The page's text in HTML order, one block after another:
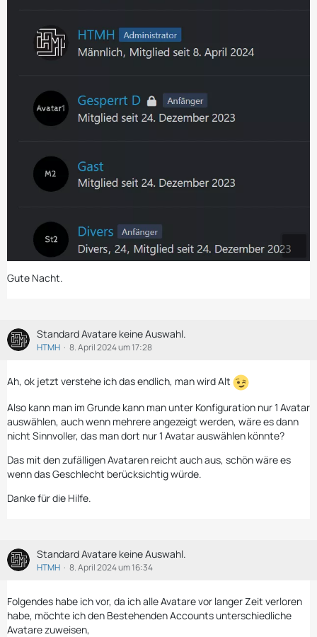
Gute Nacht.
Standard Avatare keine Auswahl.
HTMH 8. April 2024 um 17:28
Ah, ok jetzt verstehe ich das endlich, man wird Alt
Also kann man im Grunde kann man unter Konfiguration nur 1 Avatar
auswählen, auch wenn mehrere angezeigt werden, wäre es dann
nicht Sinnvoller, das man dort nur 1 Avatar auswählen könnte?
Das mit den zufälligen Avataren reicht auch aus, schön wäre es
wenn das Geschlecht berücksichtig würde.
Danke für die Hilfe.
Standard Avatare keine Auswahl.
HTMH 8. April 2024 um 16:34
Folgendes habe ich vor, da ich alle Avatare vor langer Zeit verloren
habe, möchte ich den Bestehenden Accounts unterschiedliche
Avatare zuweisen,